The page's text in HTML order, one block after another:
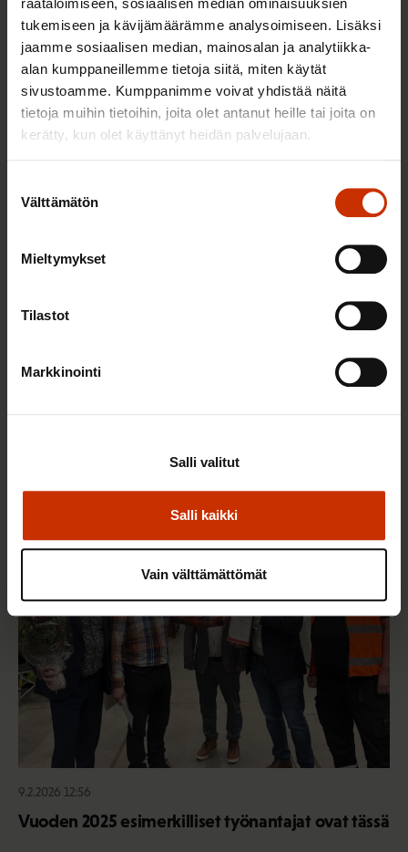
tukemiseen ja kävijämäärämme analysoimiseen. Lisäksi
jaamme sosiaalisen median, mainosalan ja analytiikka-
alan kumppaneillemme tietoja siitä, miten käytät
sivustoamme. Kumppanimme voivat yhdistää näitä
tietoja muihin tietoihin, joita olet antanut heille tai joita on
kerätty, kun olet käyttänyt heidän palvelujaan.
valinta
Välttämätön
Mieltymykset
Tilastot
Markkinointi
Salli kaikki
Salli valitut
Vain välttämättömät
2.6.2026 11:00
Työmarkkinakeskusjärjestöt: Tuottava ja
hyvinvoiva työelämä on yhteinen asia
22.5.2026 9:00
jaksamista tukevaan terveelliseen syömiseen
TERVE JA HYVÄ TYÖELÄMÄ
9.2.2026 12:56
Vuoden 2025 esimerkilliset työnantajat ovat tässä